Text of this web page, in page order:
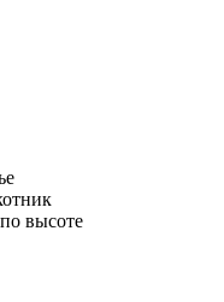
высоте